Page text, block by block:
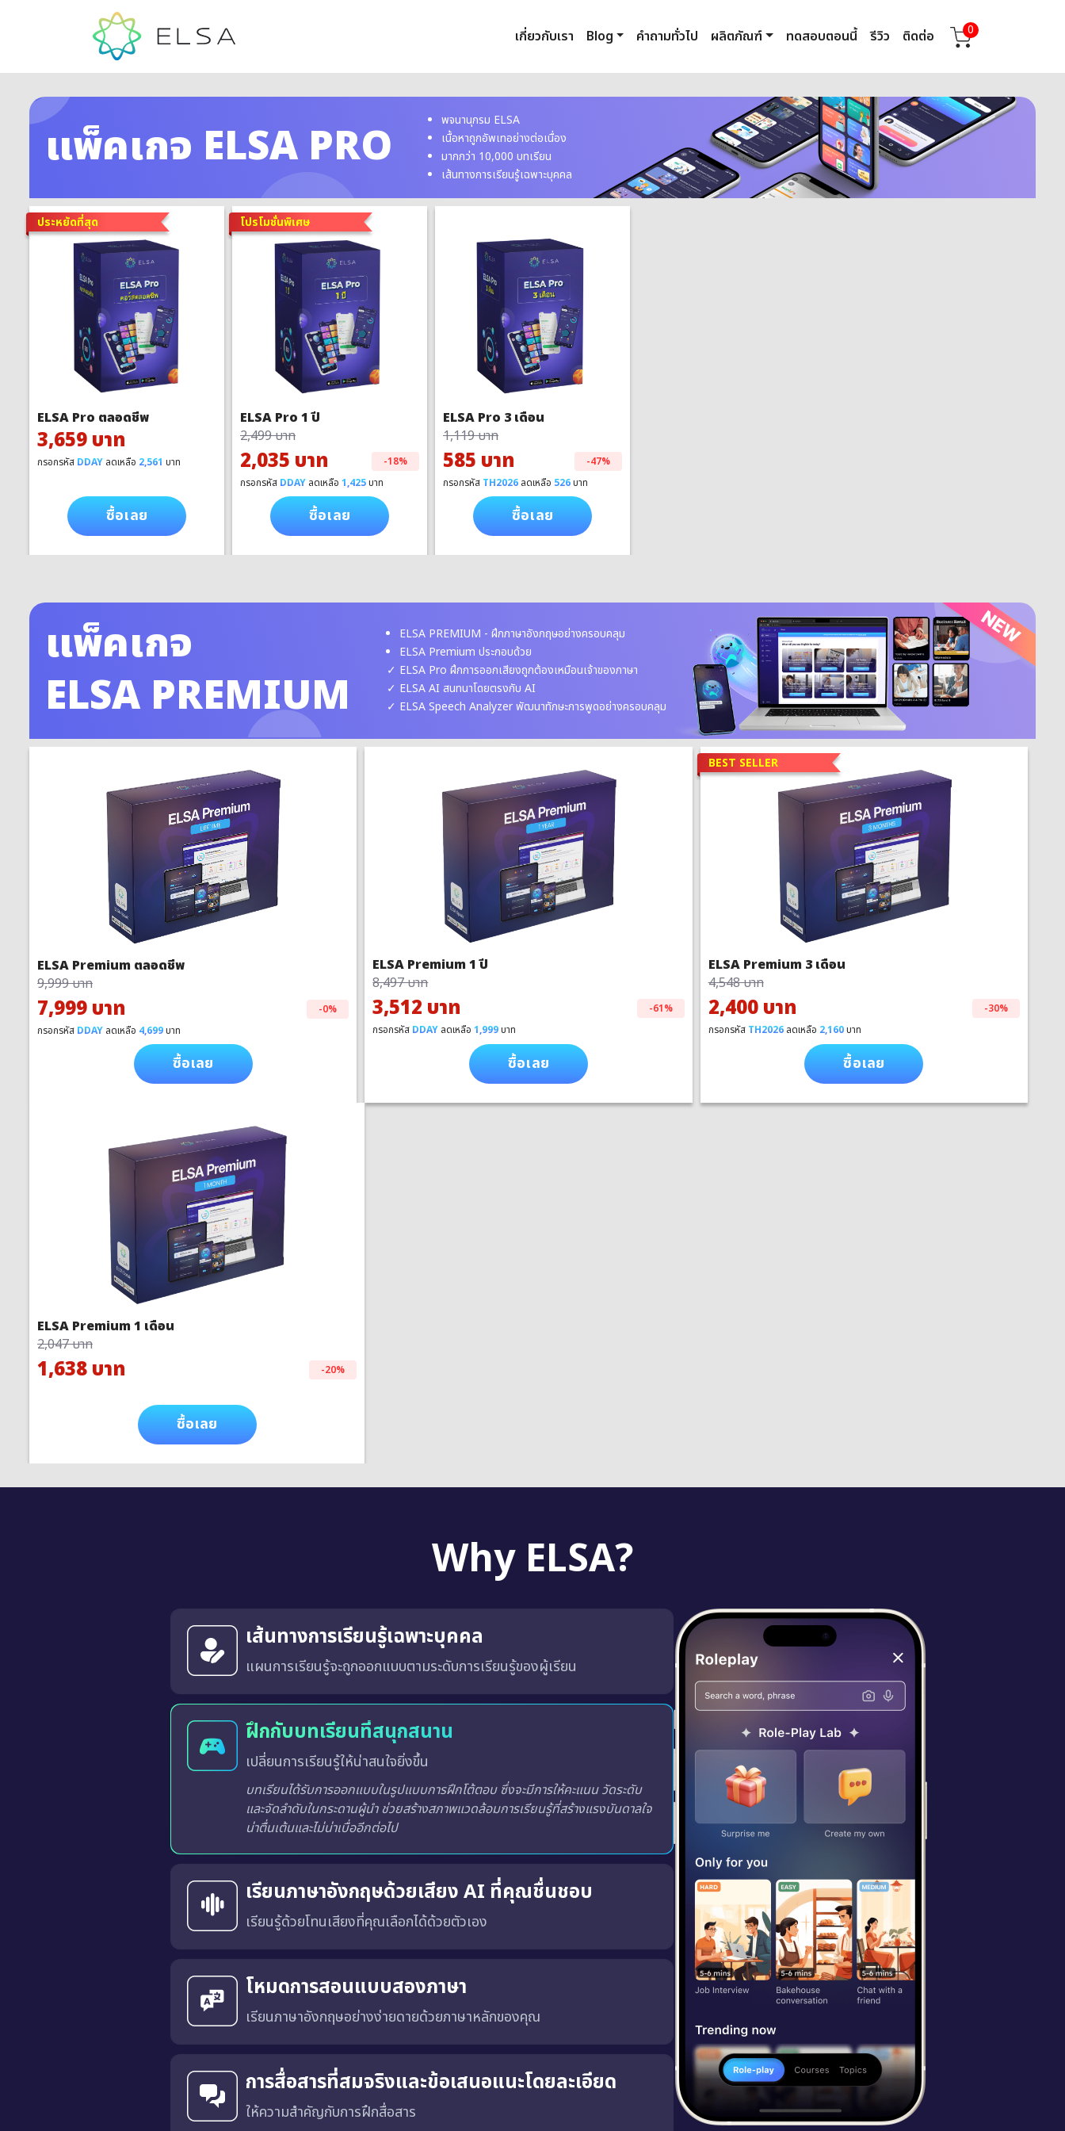
เกี่ยวกับเรา Blog คำถามทั่วไป ผลิตภัณฑ์ ทดสอบตอนนี้ รีวิว ติดต่อ 0
แพ็คเกจ ELSA PRO
พจนานุกรม ELSA
เนื้อหาถูกอัพเทอย่างต่อเนื่อง
มากกว่า 10,000 บทเรียน
เส้นทางการเรียนรู้เฉพาะบุคคล
ประหยัดที่สุด
ELSA Pro ตลอดชีพ
3,659 บาท
กรอกรหัส DDAY ลดเหลือ 2,561 บาท
ซื้อเลย
โปรโมชั่นพิเศษ
ELSA Pro 1 ปี
2,499 บาท
2,035 บาท
-18%
กรอกรหัส DDAY ลดเหลือ 1,425บาท
ซื้อเลย
ELSA Pro 3 เดือน
1,119 บาท
585 บาท
-47%
กรอกรหัส TH2026 ลดเหลือ 526บาท
ซื้อเลย
แพ็คเกจ
ELSA PREMIUM
ELSA PREMIUM - ฝึกภาษาอังกฤษอย่างครอบคลุม
ELSA Premium ประกอบด้วย
ELSA Pro ฝึกการออกเสียงถูกต้องเหมือนเจ้าของภาษา
ELSA AI สนทนาโดยตรงกับ AI
ELSA Speech Analyzer พัฒนาทักษะการพูดอย่างครอบคลุม
ELSA Premium ตลอดชีพ
9,999 บาท
7,999 บาท
-0%
กรอกรหัส DDAY ลดเหลือ 4,699บาท
ซื้อเลย
ELSA Premium 1 ปี
8,497 บาท
3,512 บาท
-61%
กรอกรหัส DDAY ลดเหลือ1,999บาท
ซื้อเลย
BEST SELLER
ELSA Premium 3 เดือน
4,548 บาท
2,400 บาท
-30%
กรอกรหัส TH2026 ลดเหลือ 2,160บาท
ซื้อเลย
ELSA Premium 1 เดือน
2,047 บาท
1,638 บาท -20%
ซื้อเลย
Why ELSA?
เส้นทางการเรียนรู้เฉพาะบุคคล
แผนการเรียนรู้จะถูกออกแบบตามระดับการเรียนรู้ของผู้เรียน
ฝึกกับบทเรียนที่สนุกสนาน
เปลี่ยนการเรียนรู้ให้น่าสนใจยิ่งขึ้น
บทเรียนได้รับการออกแบบในรูปแบบการฝึกโต้ตอบ ซึ่งจะมีการให้คะแนน วัดระดับ
และจัดลำดับในกระดานผู้นำ ช่วยสร้างสภาพแวดล้อมการเรียนรู้ที่สร้างแรงบันดาลใจ
น่าตื่นเต้นและไม่น่าเบื่ออีกต่อไป
เรียนภาษาอังกฤษด้วยเสียง AI ที่คุณชื่นชอบ
เรียนรู้ด้วยโทนเสียงที่คุณเลือกได้ด้วยตัวเอง
โหมดการสอนแบบสองภาษา
เรียนภาษาอังกฤษอย่างง่ายดายด้วยภาษาหลักของคุณ
การสื่อสารที่สมจริงและข้อเสนอแนะโดยละเอียด
ให้ความสำคัญกับการฝึกสื่อสาร